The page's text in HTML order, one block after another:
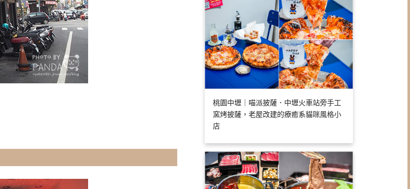
桃園中壢｜喵派披薩．中壢火車站旁手工
窯烤披薩，老屋改建的療癒系貓咪風格小
店